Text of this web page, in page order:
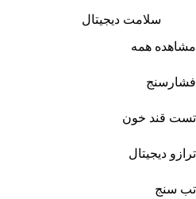
سلامت دیجیتال
مشاهده همه
فشارسنج
تست قند خون
ترازو دیجیتال
تب سنج